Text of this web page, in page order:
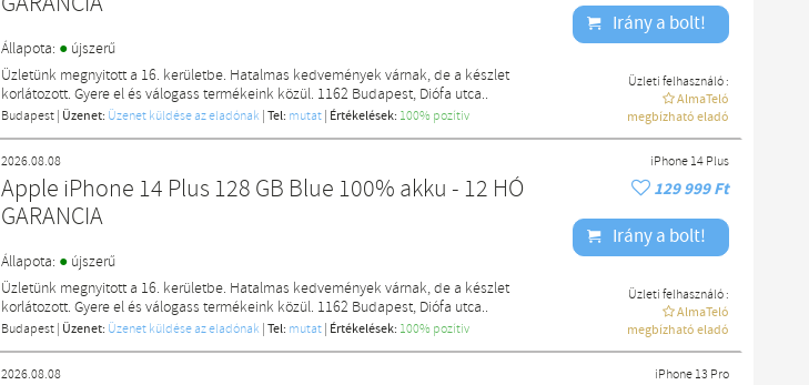
Állapota: ● újszerű
Üzletünk megnyitott a 16. kerületbe. Hatalmas kedvemények várnak, de a készlet
korlátozott. Gyere el és válogass termékeink közül. 1162 Budapest, Diófa utca..
Budapest Üzenet: Üzenet küldése az eladónak Tel: mutat Értékelések: 100% pozítiv
Irány a bolt!
Üzleti felhasználó :
AlmaTeló
megbízható eladó
2026.08.08
Apple iPhone 14 Plus 128 GB Blue 100% akku - 12 HÓ
GARANCIA
Állapota: ● újszerű
Üzletünk megnyitott a 16. kerületbe. Hatalmas kedvemények várnak, de a készlet
korlátozott. Gyere el és válogass termékeink közül. 1162 Budapest, Diófa utca..
Budapest Üzenet: Üzenet küldése az eladónak Tel: mutat Értékelések: 100% pozítiv
iPhone 14 Plus
129 999 Ft
Irány a bolt!
Üzleti felhasználó :
AlmaTeló
megbízható eladó
2026.08.08 iPhone 13 Pro